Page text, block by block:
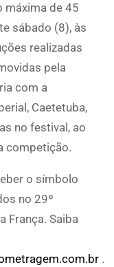
máxima de 45
sábado (8), às
realizadas
pela
com a
Caetetuba,
no festival, ao
competição.
o símbolo
no 29º
França. Saiba
.